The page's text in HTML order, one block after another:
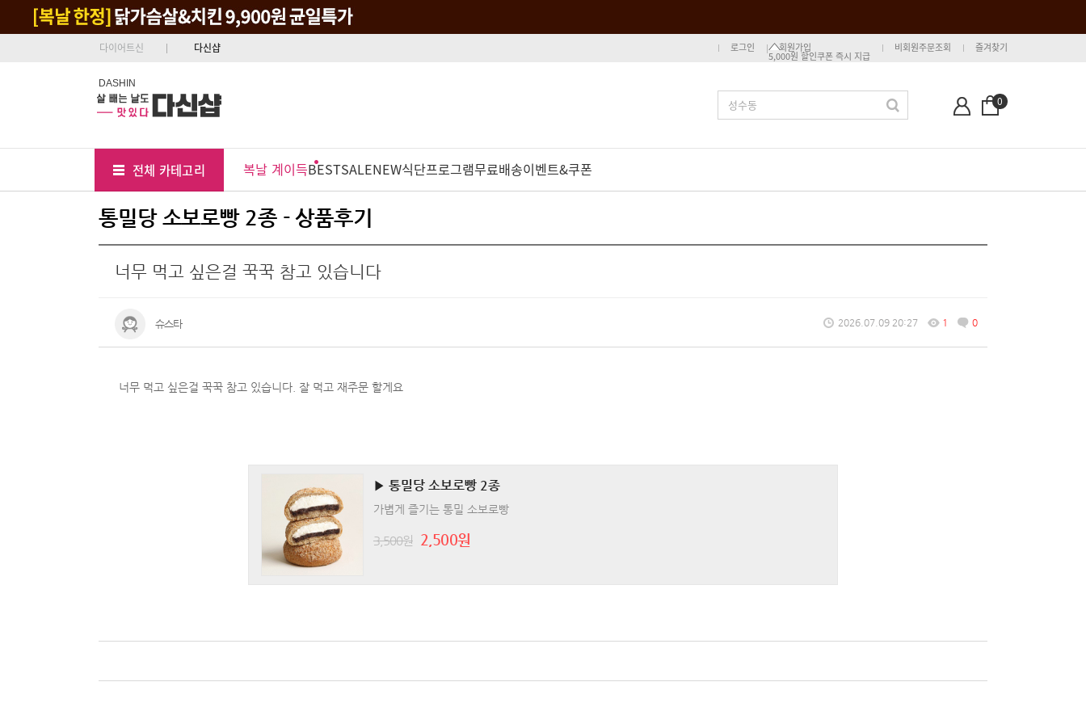
다이어트신 다신샵 로그인 회원가입
5,000원 할인쿠폰 즉시 지급
비회원주문조회 즐겨찾기
DASHIN
0
전체 카테고리 복날 계이득BESTSALENEW식단프로그램무료배송이벤트&쿠폰
통밀당 소보로빵 2종 - 상품후기
너무 먹고 싶은걸 꾹꾹 참고 있습니다
슈스타 2026.07.09 20:27 1 0
너무 먹고 싶은걸 꾹꾹 참고 있습니다. 잘 먹고 재주문 할게요
▶ 통밀당 소보로빵 2종
가볍게 즐기는 통밀 소보로빵
3,500원 2,500원